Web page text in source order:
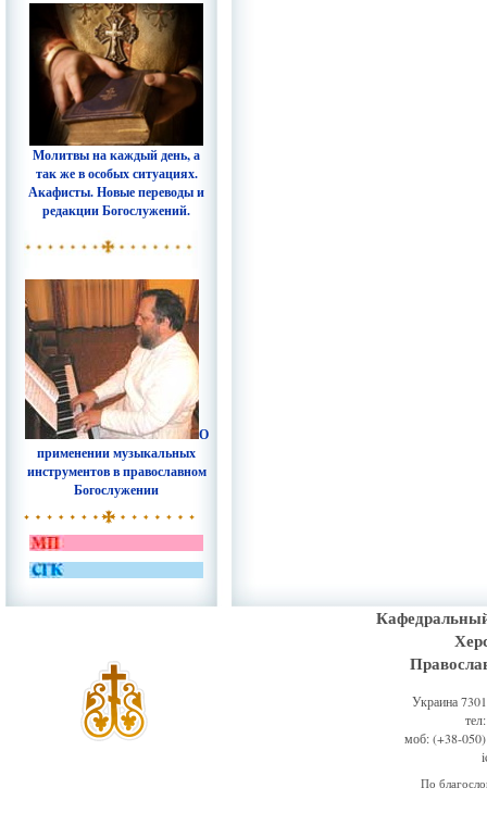
Молитвы на каждый день, а
так же в особых ситуациях.
Акафисты. Новые переводы и
редакции Богослужений.
О
применении музыкальных
инструментов в православном
Богослужении
Украина
моб: (+38-
По